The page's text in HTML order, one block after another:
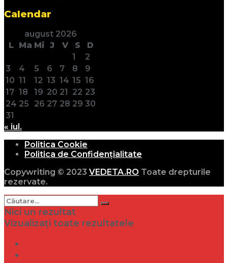
Calendar
august 2026
L Ma Mi J V S
D
1
2
3
4 5 6 7 8
9
10 11 12 13 14 15 16
17 18 19 20 21 22 23
24 25 26 27 28 29 30
31
« iul.
Politica Cookie
Politica de Confidențialitate
Copywriting © 2023 VEDETA.RO Toate drepturile
rezervate.
Nici un rezultat
Vizualizați toate rezultatele